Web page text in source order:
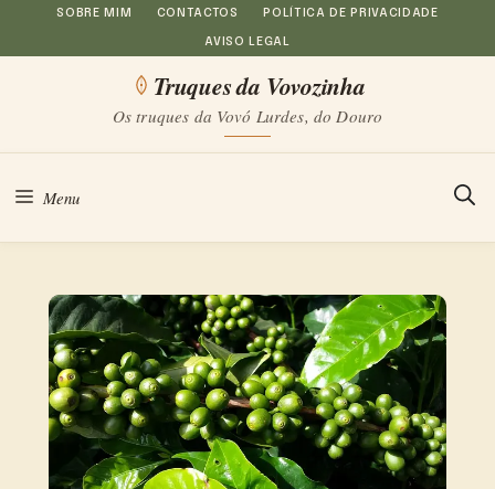
Saltar
para
conteúdo
SOBRE MIM CONTACTOS POLÍTICA DE PRIVACIDADE
AVISO LEGAL
Truques da Vovozinha
Os truques da Vovó Lurdes, do Douro
Menu